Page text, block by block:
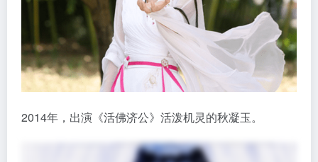
2014年，出演《活佛济公》活泼机灵的秋凝玉。